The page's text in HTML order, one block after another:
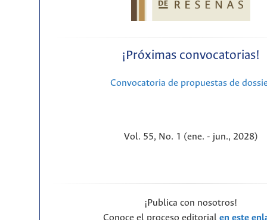
¡Próximas convocatorias!
Convocatoria de propuestas de
Vol. 55, No. 1 (ene. - jun., 2028)
¡Publica con nosotros!